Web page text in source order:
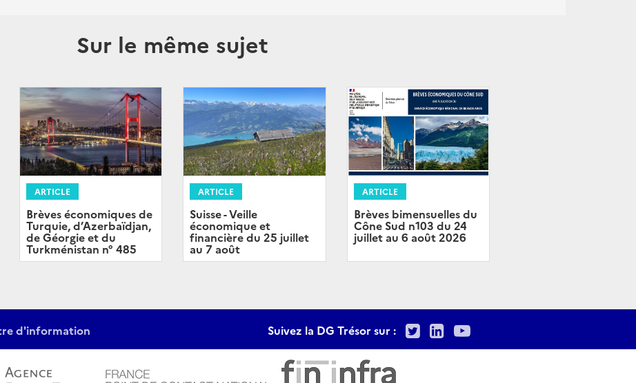
Sur le même sujet
ARTICLE
Brèves économiques de
Turquie, d’Azerbaïdjan,
de Géorgie et du
Turkménistan n° 485
ARTICLE
Suisse - Veille
économique et
financière du 25 juillet
au 7 août
ARTICLE
Brèves bimensuelles du
Cône Sud n103 du 24
juillet au 6 août 2026
d'information Suivez la DG Trésor sur : TwitterLinkedIn
Youtube